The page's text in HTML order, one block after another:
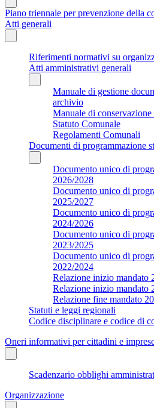
Piano triennale per prevenzione della
Atti generali
Riferimenti normativi su
Atti amministrativi generali
Manuale di gestione
archivio
Manuale di
Statuto Comunale
Regolamenti Comunali
Documenti di programmazione
Documento unico di
2026/2028
Documento unico di
2025/2027
Documento unico di
2024/2026
Documento unico di
2023/2025
Documento unico di
2022/2024
Relazione inizio mandato
Relazione inizio mandato
Relazione fine mandato
Statuti e leggi regionali
Codice disciplinare e codice di
Oneri informativi per cittadini e
Scadenzario obblighi
Organizzazione